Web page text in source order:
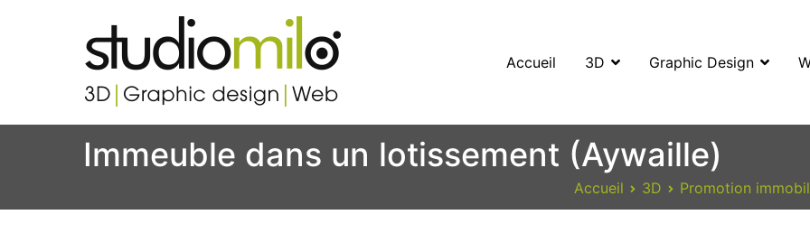
Votre spécialiste en 3D, Images de synthèse, Graphic design et Web
Accueil 3D Graphic Design
Immeuble dans un lotissement (Aywaille)
Accueil 3D Promotion